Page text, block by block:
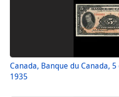
Canada, Banque du Canada,
1935